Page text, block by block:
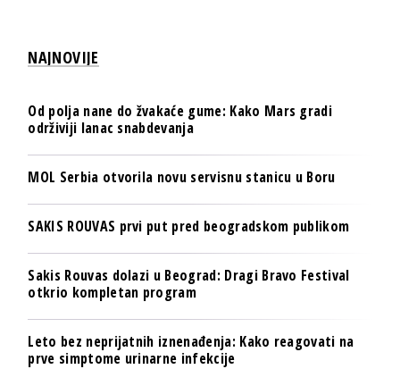
NAJNOVIJE
Od polja nane do žvakaće gume: Kako Mars gradi
održiviji lanac snabdevanja
MOL Serbia otvorila novu servisnu stanicu u Boru
SAKIS ROUVAS prvi put pred beogradskom publikom
Sakis Rouvas dolazi u Beograd: Dragi Bravo Festival
otkrio kompletan program
Leto bez neprijatnih iznenađenja: Kako reagovati na
prve simptome urinarne infekcije